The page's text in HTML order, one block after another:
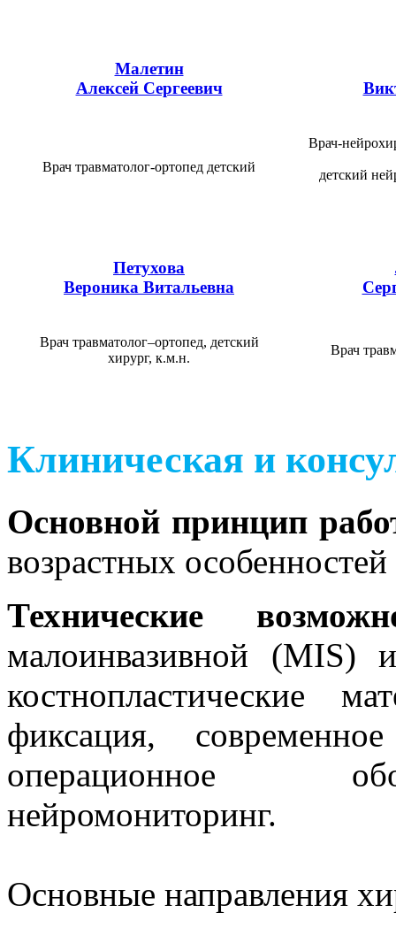
Малетин
Алексей Сергеевич
Врач травматолог-ортопед детский
Врач-
детский
Петухова
Вероника Витальевна
Врач травматолог–ортопед, детский
хирург, к.м.н.
Врач
Клиническая и
Основной принцип
возрастных
Технические
малоинвазивной (MIS)
костнопластические
фиксация,
операционное
нейромониторинг.
Основные направления